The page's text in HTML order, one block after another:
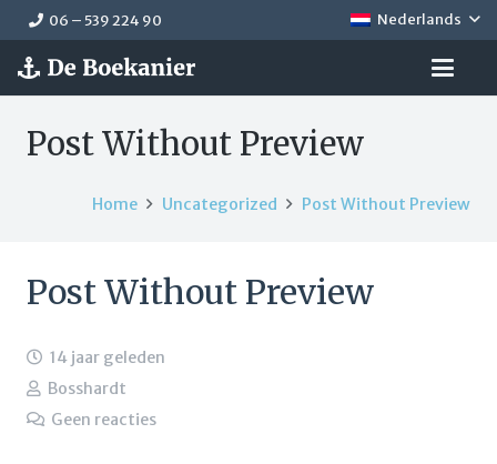
06 – 539 224 90 Nederlands
Post Without Preview
Home Uncategorized Post Without Preview
Post Without Preview
14 jaar geleden
Bosshardt
Geen reacties